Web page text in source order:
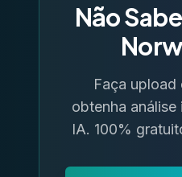
Não
Faça upload
obtenha análise
IA. 100%